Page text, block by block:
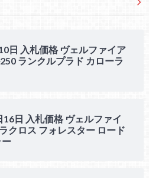
日 入札価格 ヴェルファイア
ランクルプラド カローラ
日 入札価格 ヴェルファイ
クロス フォレスター ロード
ー